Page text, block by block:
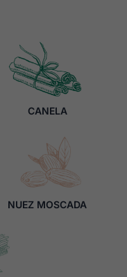
CANELA
NUEZ MOSCADA